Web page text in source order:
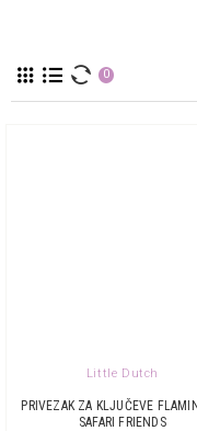
0
Little Dutch
PRIVEZAK ZA KLJUČEVE
SAFARI FRIENDS